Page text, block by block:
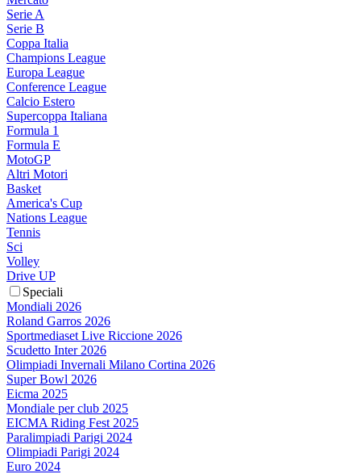
Serie A
Serie B
Coppa Italia
Champions League
Europa League
Conference League
Calcio Estero
Supercoppa Italiana
Formula 1
Formula E
MotoGP
Altri Motori
Basket
America's Cup
Nations League
Tennis
Sci
Volley
Drive UP
Speciali
Mondiali 2026
Roland Garros 2026
Sportmediaset Live Riccione 2026
Scudetto Inter 2026
Olimpiadi Invernali Milano Cortina 2026
Super Bowl 2026
Eicma 2025
Mondiale per club 2025
EICMA Riding Fest 2025
Paralimpiadi Parigi 2024
Olimpiadi Parigi 2024
Euro 2024